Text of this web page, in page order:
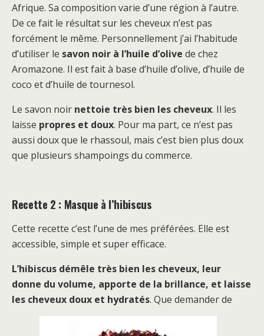
Afrique. Sa composition varie d’une région à l’autre.
De ce fait le résultat sur les cheveux n’est pas
forcément le même. Personnellement j’ai l’habitude
d’utiliser le savon noir à l’huile d’olive de chez
Aromazone. Il est fait à base d’huile d’olive, d’huile de
coco et d’huile de tournesol.
Le savon noir nettoie très bien les cheveux. Il les
laisse propres et doux. Pour ma part, ce n’est pas
aussi doux que le rhassoul, mais c’est bien plus doux
que plusieurs shampoings du commerce.
Recette 2 : Masque à l’hibiscus
Cette recette c’est l’une de mes préférées. Elle est
accessible, simple et super efficace.
L’hibiscus démêle très bien les cheveux, leur
donne du volume, apporte de la brillance, et laisse
les cheveux doux et hydratés. Que demander de